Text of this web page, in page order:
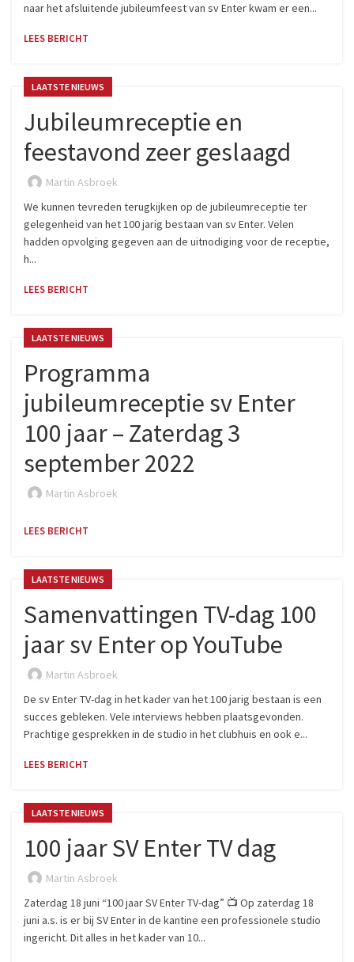
naar het afsluitende jubileumfeest van sv Enter kwam er een...
LEES BERICHT
LAATSTE NIEUWS
Jubileumreceptie en
feestavond zeer geslaagd
Martin Asbroek
We kunnen tevreden terugkijken op de jubileumreceptie ter
gelegenheid van het 100 jarig bestaan van sv Enter. Velen
hadden opvolging gegeven aan de uitnodiging voor de receptie,
h...
LEES BERICHT
LAATSTE NIEUWS
Programma
jubileumreceptie sv Enter
100 jaar – Zaterdag 3
september 2022
Martin Asbroek
LEES BERICHT
LAATSTE NIEUWS
Samenvattingen TV-dag 100
jaar sv Enter op YouTube
Martin Asbroek
De sv Enter TV-dag in het kader van het 100 jarig bestaan is een
succes gebleken. Vele interviews hebben plaatsgevonden.
Prachtige gesprekken in de studio in het clubhuis en ook e...
LEES BERICHT
LAATSTE NIEUWS
100 jaar SV Enter TV dag
Martin Asbroek
Zaterdag 18 juni “100 jaar SV Enter TV-dag” 📺 Op zaterdag 18
juni a.s. is er bij SV Enter in de kantine een professionele studio
ingericht. Dit alles in het kader van 10...